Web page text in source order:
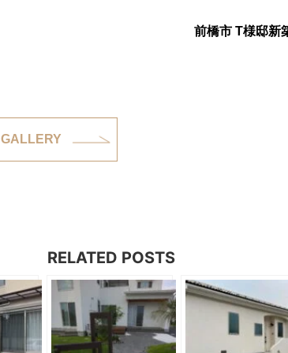
前橋市 T様邸新
GALLERY
RELATED POSTS